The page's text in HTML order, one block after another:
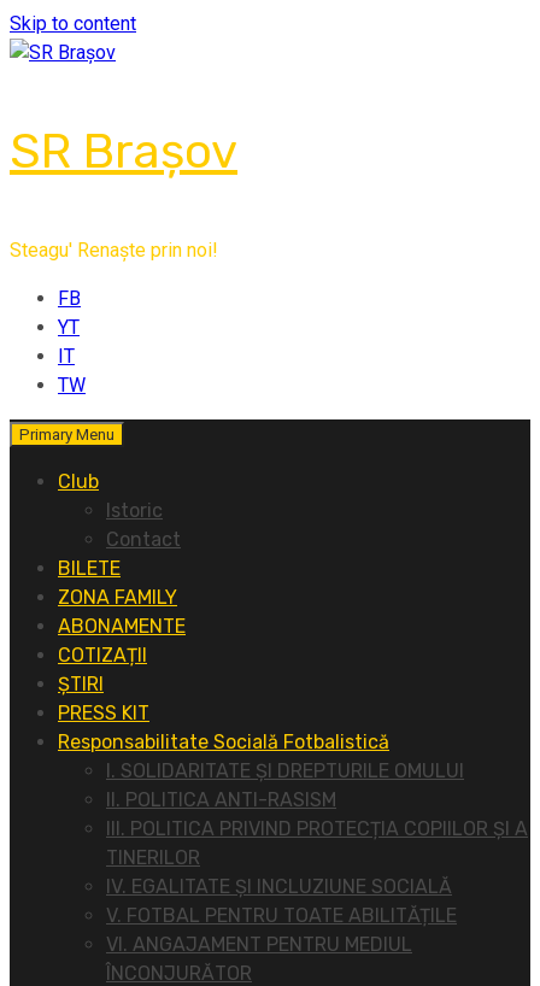
Skip to content
SR Brașov
Steagu' Renaște prin noi!
FB
YT
IT
TW
Primary Menu
Club
Istoric
Contact
BILETE
ZONA FAMILY
ABONAMENTE
COTIZAȚII
ȘTIRI
PRESS KIT
Responsabilitate Socială Fotbalistică
I. SOLIDARITATE ȘI DREPTURILE OMULUI
II. POLITICA ANTI-RASISM
III. POLITICA PRIVIND PROTECȚIA COPIILOR ȘI A
TINERILOR
IV. EGALITATE ȘI INCLUZIUNE SOCIALĂ
V. FOTBAL PENTRU TOATE ABILITĂȚILE
VI. ANGAJAMENT PENTRU MEDIUL
ÎNCONJURĂTOR